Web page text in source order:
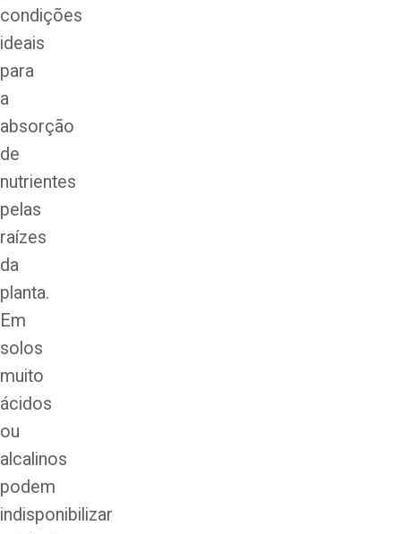
condições
ideais
para
a
absorção
de
nutrientes
pelas
raízes
da
planta.
Em
solos
muito
ácidos
ou
alcalinos
podem
indisponibilizar